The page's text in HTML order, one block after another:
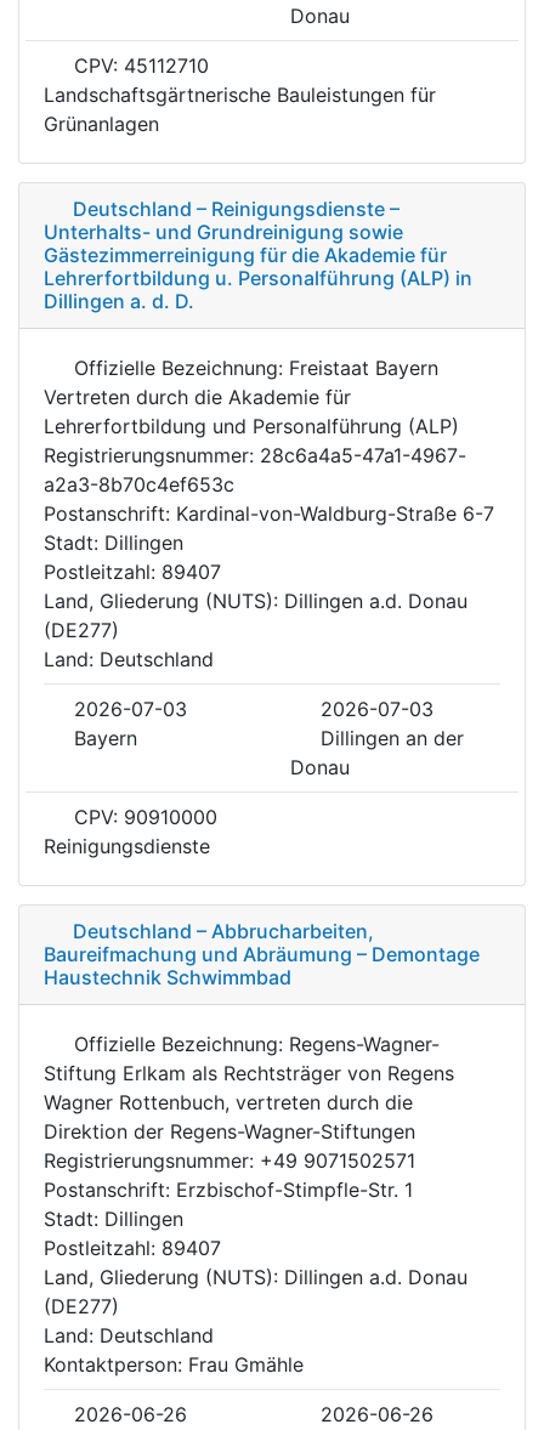
Donau
CPV: 45112710
Landschaftsgärtnerische Bauleistungen für
Grünanlagen
Deutschland – Reinigungsdienste –
Unterhalts- und Grundreinigung sowie
Gästezimmerreinigung für die Akademie für
Lehrerfortbildung u. Personalführung (ALP) in
Dillingen a. d. D.
Offizielle Bezeichnung: Freistaat Bayern
Vertreten durch die Akademie für
Lehrerfortbildung und Personalführung (ALP)
Registrierungsnummer: 28c6a4a5-47a1-4967-
a2a3-8b70c4ef653c
Postanschrift: Kardinal-von-Waldburg-Straße 6-7
Stadt: Dillingen
Postleitzahl: 89407
Land, Gliederung (NUTS): Dillingen a.d. Donau
(DE277)
Land: Deutschland
2026-07-03
2026-07-03
Bayern
Dillingen an der
Donau
CPV: 90910000
Reinigungsdienste
Deutschland – Abbrucharbeiten,
Baureifmachung und Abräumung – Demontage
Haustechnik Schwimmbad
Offizielle Bezeichnung: Regens-Wagner-
Stiftung Erlkam als Rechtsträger von Regens
Wagner Rottenbuch, vertreten durch die
Direktion der Regens-Wagner-Stiftungen
Registrierungsnummer: +49 9071502571
Postanschrift: Erzbischof-Stimpfle-Str. 1
Stadt: Dillingen
Postleitzahl: 89407
Land, Gliederung (NUTS): Dillingen a.d. Donau
(DE277)
Land: Deutschland
Kontaktperson: Frau Gmähle
2026-06-26 2026-06-26